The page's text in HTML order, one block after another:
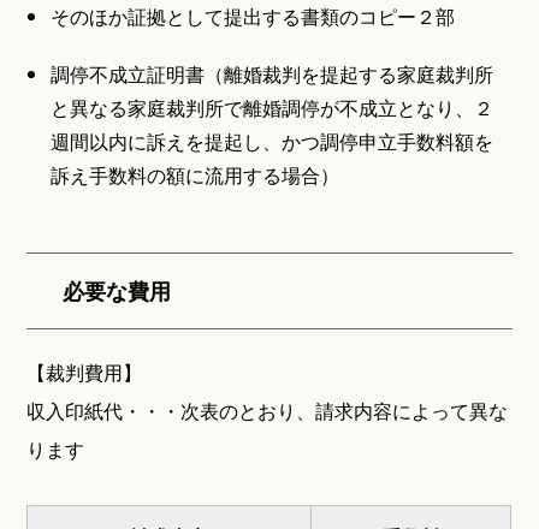
そのほか証拠として提出する書類のコピー２部
調停不成立証明書（離婚裁判を提起する家庭裁判所
と異なる家庭裁判所で離婚調停が不成立となり、２
週間以内に訴えを提起し、かつ調停申立手数料額を
訴え手数料の額に流用する場合）
必要な費用
【裁判費用】
収入印紙代・・・次表のとおり、請求内容によって異な
ります